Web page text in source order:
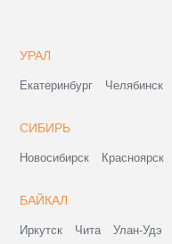
УРАЛ
Екатеринбург Челябинск
СИБИРЬ
Новосибирск Красноярск
БАЙКАЛ
Иркутск Чита Улан-Удэ